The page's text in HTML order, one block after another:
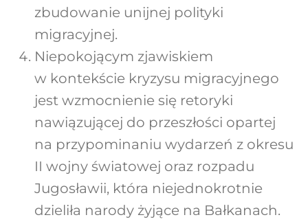
zbudowanie unijnej polityki
migracyjnej.
Niepokojącym zjawiskiem
w kontekście kryzysu migracyjnego
jest wzmocnienie się retoryki
nawiązującej do przeszłości opartej
na przypominaniu wydarzeń z okresu
II wojny światowej oraz rozpadu
Jugosławii, która niejednokrotnie
dzieliła narody żyjące na Bałkanach.